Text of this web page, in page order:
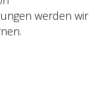
werden wir